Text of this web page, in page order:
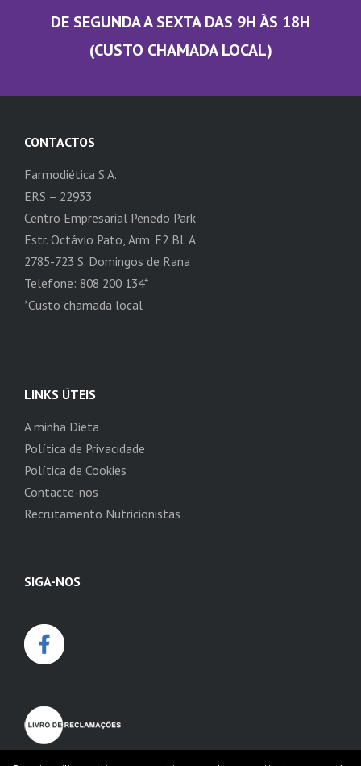
DE SEGUNDA A SEXTA DAS 9H ÀS 18H
(CUSTO CHAMADA LOCAL)
CONTACTOS
Farmodiética S.A.
ERS – 22933
Centro Empresarial Penedo Park
Estr. Octávio Pato, Arm. F2 Bl. A
2785-723 S. Domingos de Rana
Telefone: 808 200 134*
*Custo chamada local
LINKS ÚTEIS
A minha Dieta
Política de Privacidade
Política de Cookies
Contacte-nos
Recrutamento Nutricionistas
SIGA-NOS